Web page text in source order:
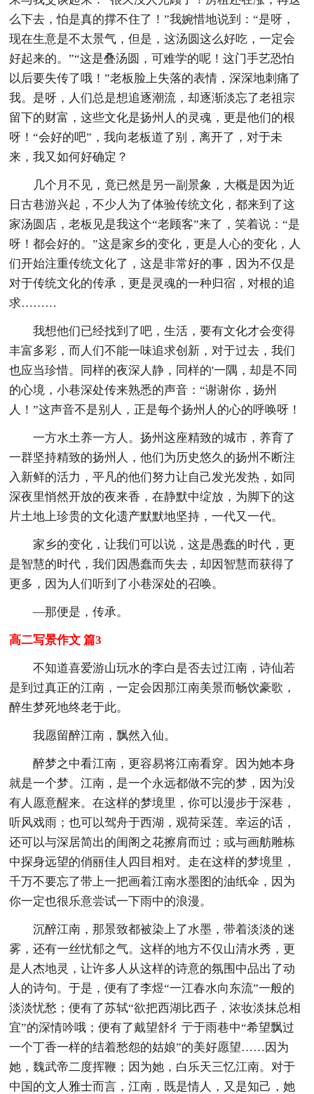
么下去，怕是真的撑不住了！”我婉惜地说到：“是呀，
现在生意是不太景气，但是，这汤圆这么好吃，一定会
好起来的。”“这是叠汤圆，可难学的呢！这门手艺恐怕
以后要失传了哦！”老板脸上失落的表情，深深地刺痛了
我。是呀，人们总是想追逐潮流，却逐渐淡忘了老祖宗
留下的财富，这些文化是扬州人的灵魂，更是他们的根
呀！“会好的吧”，我向老板道了别，离开了，对于未
来，我又如何好确定？
几个月不见，竟已然是另一副景象，大概是因为近
日古巷游兴起，不少人为了体验传统文化，都来到了这
家汤圆店，老板见是我这个“老顾客”来了，笑着说：“是
呀！都会好的。”这是家乡的变化，更是人心的变化，人
们开始注重传统文化了，这是非常好的事，因为不仅是
对于传统文化的传承，更是灵魂的一种归宿，对根的追
求………
我想他们已经找到了吧，生活，要有文化才会变得
丰富多彩，而人们不能一味追求创新，对于过去，我们
也应当珍惜。同样的夜深人静，同样的'一隅，却是不同
的心境，小巷深处传来熟悉的声音：“谢谢你，扬州
人！”这声音不是别人，正是每个扬州人的心的呼唤呀！
一方水土养一方人。扬州这座精致的城市，养育了
一群坚持精致的扬州人，他们为历史悠久的扬州不断注
入新鲜的活力，平凡的他们努力让自己发光发热，如同
深夜里悄然开放的夜来香，在静默中绽放，为脚下的这
片土地上珍贵的文化遗产默默地坚持，一代又一代。
家乡的变化，让我们可以说，这是愚蠢的时代，更
是智慧的时代，我们因愚蠢而失去，却因智慧而获得了
更多，因为人们听到了小巷深处的召唤。
—那便是，传承。
高二写景作文 篇3
不知道喜爱游山玩水的李白是否去过江南，诗仙若
是到过真正的江南，一定会因那江南美景而畅饮豪歌，
醉生梦死地终老于此。
我愿留醉江南，飘然入仙。
醉梦之中看江南，更容易将江南看穿。因为她本身
就是一个梦。江南，是一个永远都做不完的梦，因为没
有人愿意醒来。在这样的梦境里，你可以漫步于深巷，
听风戏雨；也可以驾舟于西湖，观荷采莲。幸运的话，
还可以与深居简出的闺阁之花擦肩而过；或与画舫雕栋
中探身远望的俏丽佳人四目相对。走在这样的梦境里，
千万不要忘了带上一把画着江南水墨图的油纸伞，因为
你一定也很乐意尝试一下雨中的浪漫。
沉醉江南，那景致都被染上了水墨，带着淡淡的迷
雾，还有一丝忧郁之气。这样的地方不仅山清水秀，更
是人杰地灵，让许多人从这样的诗意的氛围中品出了动
人的诗句。于是，便有了李煜“一江春水向东流”一般的
淡淡忧愁；便有了苏轼“欲把西湖比西子，浓妆淡抹总相
宜”的深情吟哦；便有了戴望舒彳亍于雨巷中“希望飘过
一个丁香一样的结着愁怨的姑娘”的美好愿望……因为
她，魏武帝二度挥鞭；因为她，白乐天三忆江南。对于
中国的文人雅士而言，江南，既是情人，又是知己，她